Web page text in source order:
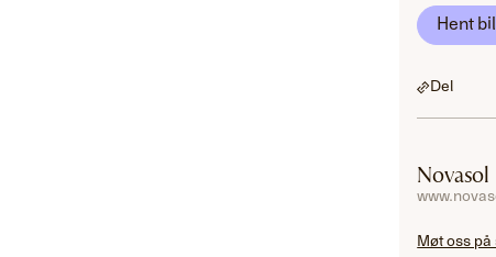
Hent
Del
Novasol
Møt oss